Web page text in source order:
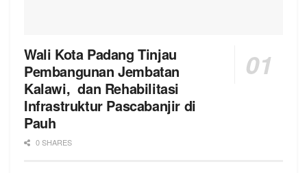
Wali Kota Padang Tinjau
Pembangunan Jembatan
Kalawi, dan Rehabilitasi
Infrastruktur Pascabanjir di
Pauh
0 SHARES